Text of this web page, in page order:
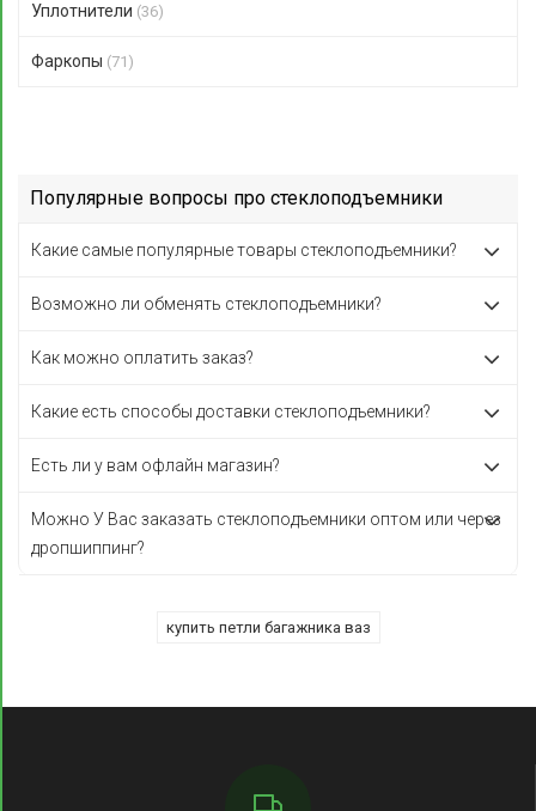
Уплотнители (36)
Фаркопы (71)
Популярные вопросы про стеклоподъемники
Какие самые популярные товары стеклоподъемники?
Возможно ли обменять стеклоподъемники?
Как можно оплатить заказ?
Какие есть способы доставки стеклоподъемники?
Есть ли у вам офлайн магазин?
Можно У Вас заказать стеклоподъемники оптом или через
дропшиппинг?
купить петли багажника ваз